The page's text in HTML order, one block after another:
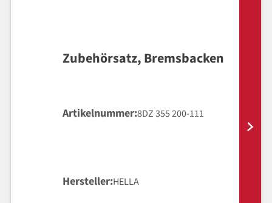
Zubehörsatz, Bremsbacken
Artikelnummer 8DZ 355 200-111
Hersteller HELLA